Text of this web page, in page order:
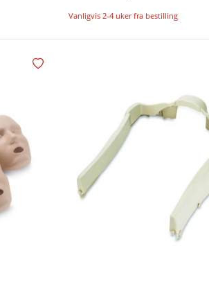
Legg i handlekurvVanligvis 2-4 uker fra bestilling
Legg i ønskelisten